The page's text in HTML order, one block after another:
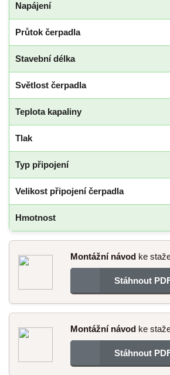
Napájení
Průtok čerpadla
Stavební délka
Světlost čerpadla
Teplota kapaliny
Tlak
Typ připojení
Velikost připojení čerpadla
Hmotnost
Montážní návod ke
Stáhnout
Montážní návod ke
Stáhnout